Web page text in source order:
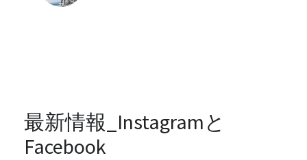
最新情報_Instagramと
Facebook